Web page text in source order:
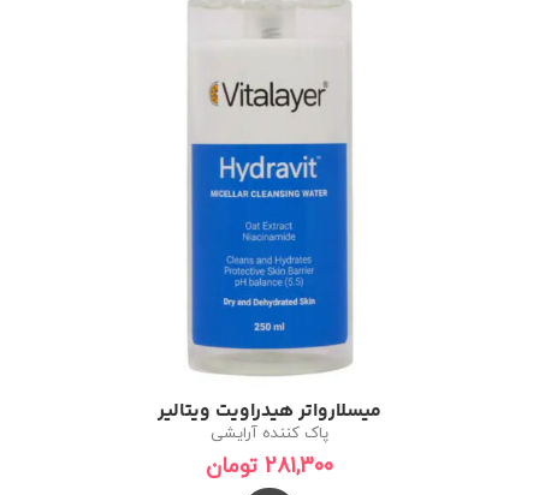
میسلارواتر هیدراویت ویتالیر
پاک کننده آرایشی
281,300 تومان